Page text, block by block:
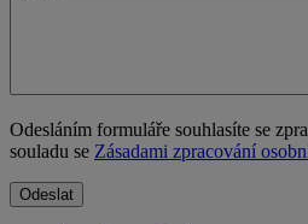
Odesláním formuláře souhlasíte se
souladu se Zásadami zpracování